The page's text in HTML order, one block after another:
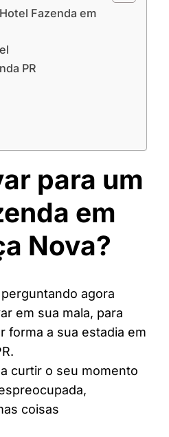
Fazenda em
PR
para um
em
Nova?
agora
em sua mala, para
forma a sua estadia em
curtir o seu momento
coisas